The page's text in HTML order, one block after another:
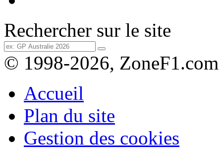
Rechercher sur le site
© 1998-2026, ZoneF1.com
Accueil
Plan du site
Gestion des cookies